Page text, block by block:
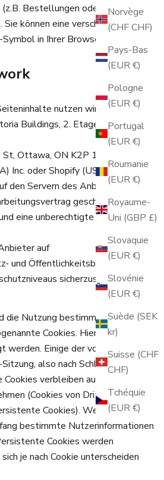
Norvège
(CHF CHF)
Pays-Bas
(EUR €)
Pologne
(EUR €)
Portugal
(EUR €)
Roumanie
(EUR €)
Royaume-
Uni (GBP £)
Slovaquie
(EUR €)
Slovénie
(EUR €)
Suède (SEK
kr)
Suisse (CHF
CHF)
Tchéquie
(EUR €)
Bestellungen oder Anfragen an
können eine verschlüsselte
in Ihrer Browserzeile
nutzen wir das System
Buildings, 2. Etage, 1-2
Ottawa, ON K2P 1L4, Kanada,
Inc. oder Shopify (USA) Inc.
den Servern des Anbieters
geschlossen, der
eine unberechtigte Weitergabe an
auf
und Öffentlichkeitsbeauftragten
sicherzustellen sollen.
die Nutzung bestimmter Funktionen
Cookies. Hierbei handelt es
werden. Einige der von uns
also nach Schliessen Ihres
verbleiben auf Ihrem
(Cookies von Drittanbietern),
Cookies). Werden Cookies
bestimmte Nutzerinformationen
Cookies werden
je nach Cookie unterscheiden